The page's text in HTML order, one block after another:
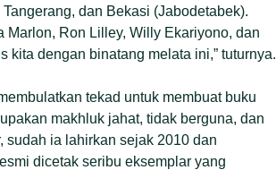
dan Bekasi (Jabodetabek).
Ron Lilley, Willy Ekariyono, dan
kita dengan binatang melata ini,” tuturnya.
tekad untuk membuat buku
makhluk jahat, tidak berguna, dan
sudah ia lahirkan sejak 2010 dan
dicetak seribu eksemplar yang